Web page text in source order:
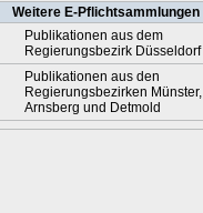
Weitere E-Pflichtsammlungen
Publikationen aus dem
Regierungsbezirk Düsseldorf
Publikationen aus den
Regierungsbezirken Münster,
Arnsberg und Detmold